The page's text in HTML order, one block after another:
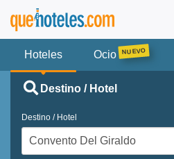
Hoteles Ocio
Destino / Hotel
Destino / Hotel